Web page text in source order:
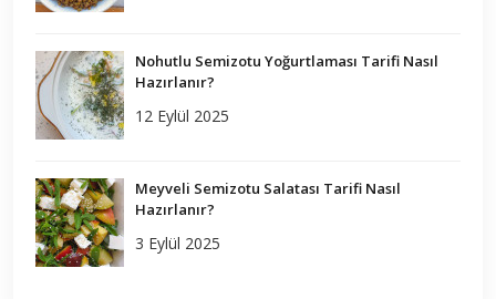
Nohutlu Semizotu Yoğurtlaması Tarifi Nasıl
Hazırlanır?
12 Eylül 2025
Meyveli Semizotu Salatası Tarifi Nasıl
Hazırlanır?
3 Eylül 2025